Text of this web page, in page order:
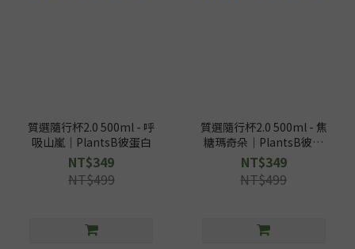
質選隨行杯2.0 500ml - 呼
吸山嵐｜PlantsB彼蛋白
NT$349
NT$499
質選隨行杯2.0 500ml - 焦
糖瑪奇朵｜PlantsB彼蛋
白
NT$349
NT$499